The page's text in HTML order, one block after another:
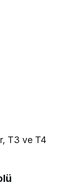
T3 ve T4